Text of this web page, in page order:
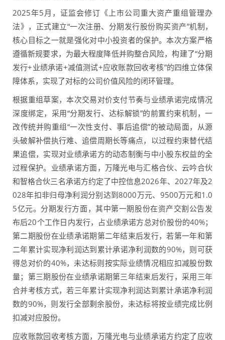
2025年5月，证监会修订《上市公司重大资产重组管理办
法》，正式建立“一次注册、分期发行股份购买资产”机制，
核心目标之一就是强化对中小投资者的保护。本次方案严格
遵循新规要求，为最大程度降低并购整合风险，构建了“分期
发行+业绩承诺+减值测试+应收账款回收考核”的四维立体保
障体系，实现了对标的公司价值风险的闭环管理。
根据重组草案，本次交易对价支付节奏与业绩承诺完成情况
深度绑定，采用“分期发行、达标解锁”的前置约束机制，一
改传统并购重组“一次性支付、事后追偿”的被动局面，从源
头破解补偿执行难、追偿周期长等痛点，以过程约束替代结
果追偿，实现对业绩承诺方的动态制衡与中小股东权益的全
过程保护。业绩承诺方面，万隆光电与汇格合伙、云吟合伙
和智格合伙三名承诺方约定了中控信息2026年、2027年及2
028年扣非归母净利润分别达到8000万元、9500万元和1.0
5亿元。分期发行方面，其中第一期股份在资产交割公告发
布后20个工作日内发行，占业绩承诺方总对价股份的40%；
第二期股份在业绩承诺期第二年结束后发行，若第一年和第
二年累计实现净利润达到累计承诺净利润数的90%，则可获
得总对价的40%，未达标则按实际业绩情况相应扣减股份数
量；第三期股份在业绩承诺期第三年结束后发行，采用三年
合并考核方式，若三年累计实现净利润达到累计承诺净利润
数的90%，则发行全部剩余股份，未达标将按业绩完成比例
扣减对应股份。
应收账款回收考核方面，万隆光电与业绩承诺方约定了应收